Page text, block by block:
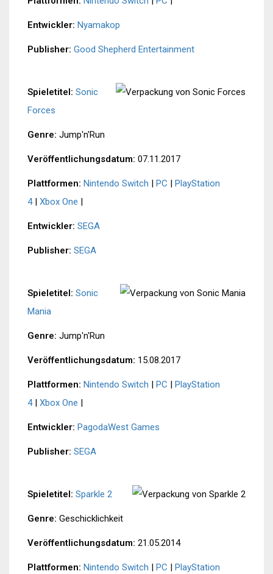
Entwickler: Nyamakop
Publisher: Good Shepherd Entertainment
Spieletitel: Sonic
Forces
Genre: Jump'n'Run
Veröffentlichungsdatum: 07.11.2017
Plattformen: Nintendo Switch | PC | PlayStation
4| Xbox One |
Entwickler: SEGA
Publisher: SEGA
Spieletitel: Sonic
Mania
Genre: Jump'n'Run
Veröffentlichungsdatum: 15.08.2017
Plattformen: Nintendo Switch | PC | PlayStation
4| Xbox One |
Entwickler: PagodaWest Games
Publisher: SEGA
Spieletitel: Sparkle 2
Genre: Geschicklichkeit
Veröffentlichungsdatum: 21.05.2014
Plattformen: Nintendo Switch | PC | PlayStation